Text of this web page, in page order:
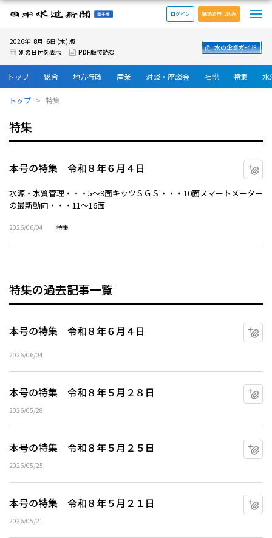
日本水道新聞 電子版
ログイン 購読お申し込み
2026年 8月 6日 (木) 版
別の日付を表示
PDF版で読む
水の企業ガイド
トップ 総合 地方行政 産業 対談・座談会 社説 特集 水
トップ 特集
特集
本号の特集 令和８年６月４日
水源・水質管理・・・5～9面キッツＳＧＳ・・・10面スマートメーター
の最新動向・・・11～16面
2026/06/04 特集
特集の過去記事一覧
本号の特集 令和８年６月４日
2026/06/04
本号の特集 令和８年５月２８日
2026/05/28
本号の特集 令和８年５月２５日
2026/05/25
本号の特集 令和８年５月２１日
2026/05/21